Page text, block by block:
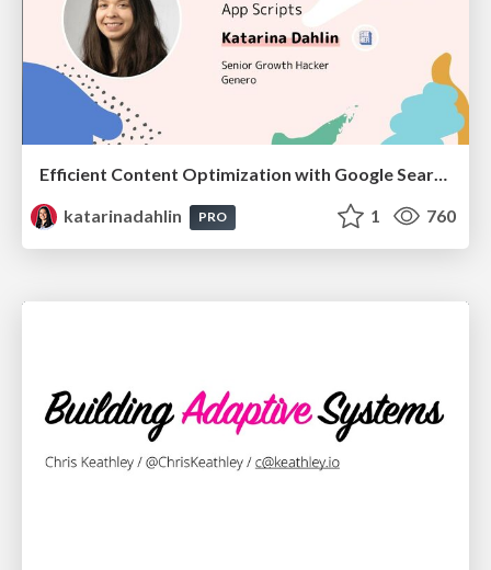
Efficient Content Optimization with Google Search Console & Apps Script
katarinadahlin
PRO 1 760